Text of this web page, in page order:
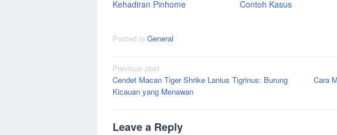
Kehadiran Pinhome
Contoh Kasus
Posted in General
Post
navigation
Previous post
Cendet Macan Tiger Shrike Lanius Tigrinus: Burung
Kicauan yang Menawan
Cara
Leave a Reply